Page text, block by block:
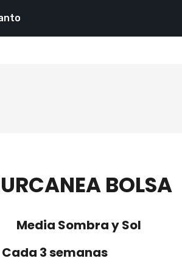
BOLSA
Media Sombra y Sol
Cada 3 semanas